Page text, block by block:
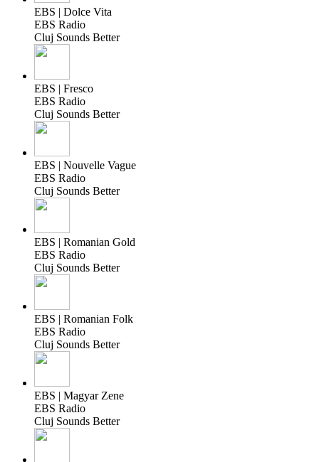
EBS | Dolce Vita
EBS Radio
Cluj Sounds Better
EBS | Fresco
EBS Radio
Cluj Sounds Better
EBS | Nouvelle Vague
EBS Radio
Cluj Sounds Better
EBS | Romanian Gold
EBS Radio
Cluj Sounds Better
EBS | Romanian Folk
EBS Radio
Cluj Sounds Better
EBS | Magyar Zene
EBS Radio
Cluj Sounds Better